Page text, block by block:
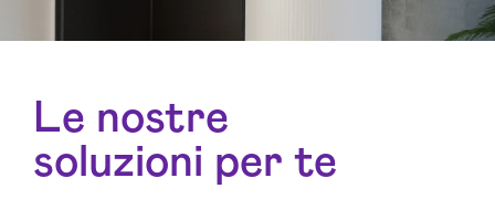
Le nostre
soluzioni per te